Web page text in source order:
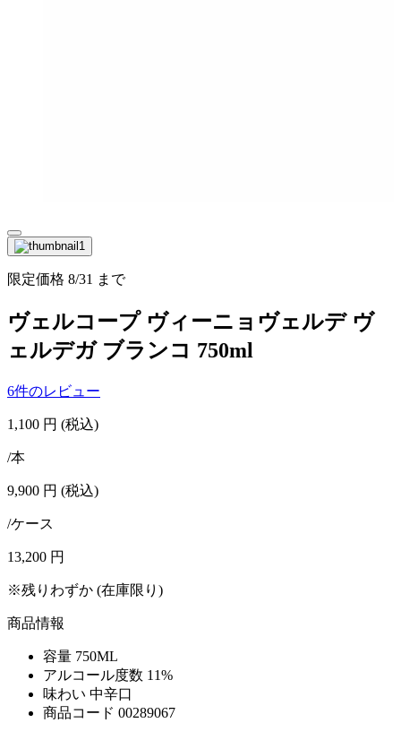
限定価格 8/31 まで
ヴェルコープ ヴィーニョヴェルデ ヴ
ェルデガ ブランコ 750ml
6件のレビュー
1,100 円 (税込)
/本
9,900 円 (税込)
/ケース
13,200 円
※残りわずか (在庫限り)
商品情報
容量 750ML
アルコール度数 11%
味わい 中辛口
商品コード 00289067